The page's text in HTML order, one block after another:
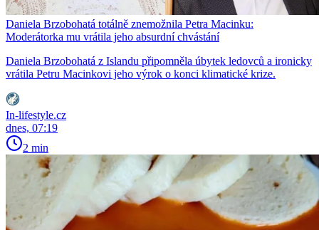
Daniela Brzobohatá totálně znemožnila Petra Macinku:
Moderátorka mu vrátila jeho absurdní chvástání
Daniela Brzobohatá z Islandu připomněla úbytek ledovců a ironicky
vrátila Petru Macinkovi jeho výrok o konci klimatické krize.
In-lifestyle.cz
dnes, 07:19
2 min